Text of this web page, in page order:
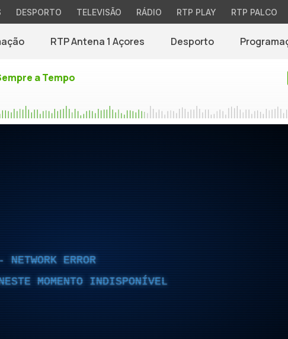
DESPORTO TELEVISÃO RÁDIO RTP PLAY RTP PALCO
RTP Antena 1 Açores Desporto
a Tempo
ERROR
MOMENTO INDISPONÍVEL